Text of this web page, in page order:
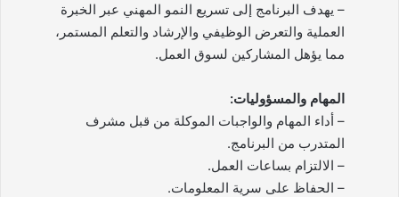
– يهدف البرنامج إلى تسريع النمو المهني عبر الخبرة
العملية والتعرض الوظيفي والإرشاد والتعلم المستمر،
مما يؤهل المشاركين لسوق العمل.
المهام والمسؤوليات:
– أداء المهام والواجبات الموكلة من قبل مشرف
المتدرب من البرنامج.
– الالتزام بساعات العمل.
– الحفاظ على سرية المعلومات.